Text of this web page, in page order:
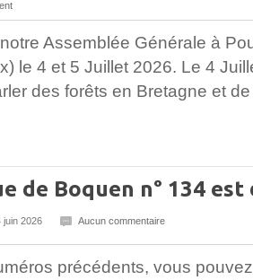
Assemblée Générale à
le 4 et 5 Juillet 2026. Le 4
des forêts en Bretagne et
de Boquen n° 134
juin 2026 Aucun commentaire
précédents, vous